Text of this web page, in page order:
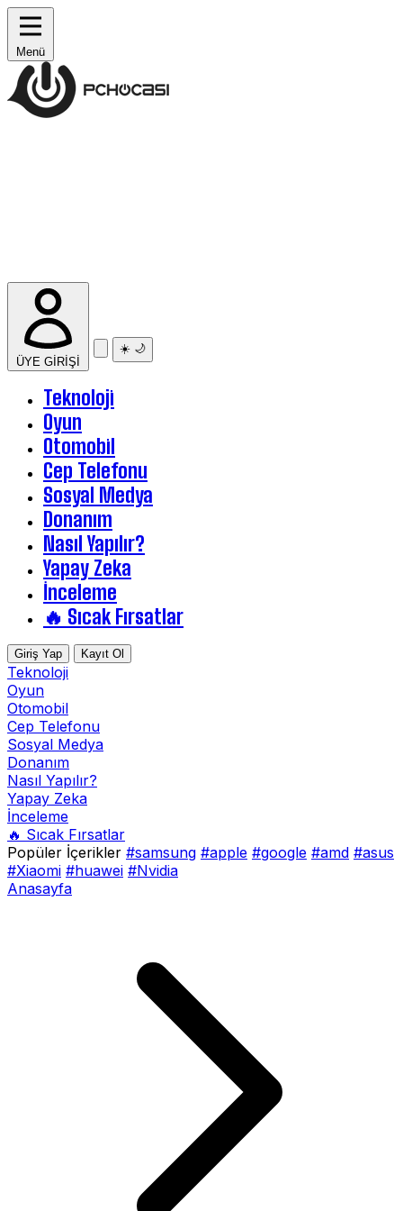
Menü
ÜYE GİRİŞİ
☀️ 🌙
Teknoloji
Oyun
Otomobil
Cep Telefonu
Sosyal Medya
Donanım
Nasıl Yapılır?
Yapay Zeka
İnceleme
🔥 Sıcak Fırsatlar
Giriş Yap Kayıt Ol
Teknoloji
Oyun
Otomobil
Cep Telefonu
Sosyal Medya
Donanım
Nasıl Yapılır?
Yapay Zeka
İnceleme
🔥 Sıcak Fırsatlar
Popüler İçerikler #samsung #apple #google #amd #asus
#Xiaomi #huawei #Nvidia
Anasayfa